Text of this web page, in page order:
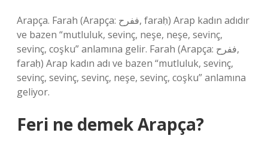
Arapça. Farah (Arapça: ففرح, faraḥ) Arap kadın adıdır
ve bazen “mutluluk, sevinç, neşe, neşe, sevinç,
sevinç, coşku” anlamına gelir. Farah (Arapça: ففرح,
faraḥ) Arap kadın adı ve bazen “mutluluk, sevinç,
sevinç, sevinç, sevinç, neşe, sevinç, coşku” anlamına
geliyor.
Feri ne demek Arapça?